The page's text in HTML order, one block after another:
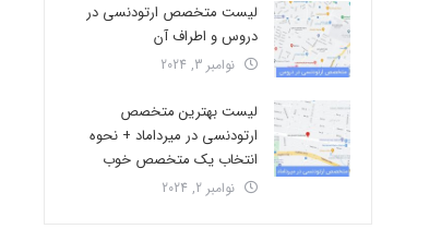
لیست متخصص ارتودنسی در
دروس و اطراف آن
نوامبر 3, 2024
لیست بهترین متخصص
ارتودنسی در میرداماد + نحوه
انتخاب یک متخصص خوب
نوامبر 2, 2024